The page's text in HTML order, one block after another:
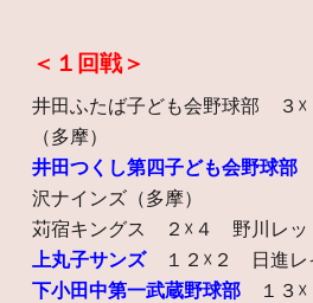
＜１回戦＞
井田ふたば子ども会野球部 ３
（多摩）
井田つくし第四子ども会野球部
沢ナインズ（多摩）
苅宿キングス ２☓４ 野川レッ
上丸子サンズ１２☓２ 日進レ
下小田中第一武蔵野球部 １３☓